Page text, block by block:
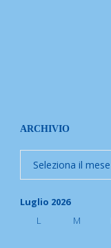
ARCHIVIO
Luglio 2026
L
M